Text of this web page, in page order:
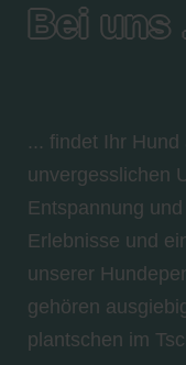
Bei uns
... findet Ihr
unvergesslichen
Entspannung
Erlebnisse und
unserer
gehören
plantschen im